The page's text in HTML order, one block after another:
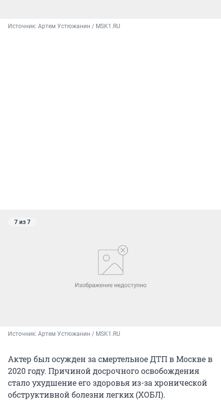
Источник: Артем Устюжанин / MSK1.RU
7 из 7
Источник: Артем Устюжанин / MSK1.RU
Актер был осужден за смертельное ДТП в Москве в
2020 году. Причиной досрочного освобождения
стало ухудшение его здоровья из-за хронической
обструктивной болезни легких (ХОБЛ).